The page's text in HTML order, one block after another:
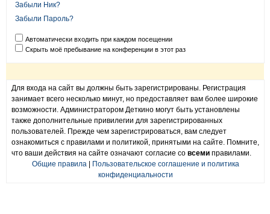
Забыли Ник?
Забыли Пароль?
Автоматически входить при каждом посещении
Скрыть моё пребывание на конференции в этот раз
Для входа на сайт вы должны быть зарегистрированы. Регистрация
занимает всего несколько минут, но предоставляет вам более широкие
возможности. Администратором Деткино могут быть установлены
также дополнительные привилегии для зарегистрированных
пользователей. Прежде чем зарегистрироваться, вам следует
ознакомиться с правилами и политикой, принятыми на сайте. Помните,
что ваши действия на сайте означают согласие со всеми правилами.
Общие правила|
Пользовательское соглашение и политика
конфиденциальности